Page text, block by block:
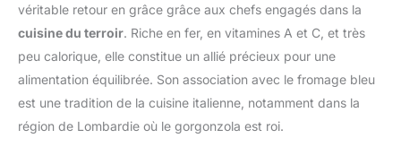
véritable retour en grâce grâce aux chefs engagés dans la
cuisine du terroir. Riche en fer, en vitamines A et C, et très
peu calorique, elle constitue un allié précieux pour une
alimentation équilibrée. Son association avec le fromage bleu
est une tradition de la cuisine italienne, notamment dans la
région de Lombardie où le gorgonzola est roi.